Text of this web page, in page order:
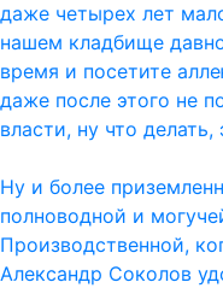
даже четырех лет
нашем кладбище
время и посетите
даже после этого не
власти, ну что делать,
Ну и более
полноводной и
Производственной,
Александр Соколов